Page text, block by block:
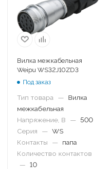
Вилка межкабельная
Weipu WS32J10ZD3
Под заказ
Тип товара —
Вилка
межкабельная
Напряжение, В
— 500
Серия
— WS
Контакты
—
папа
Количество контактов
— 10